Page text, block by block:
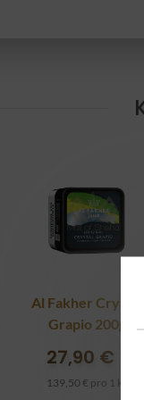
Al Fakher Crystal
Grapio 200g
27,90 €
139,50 € pro 1 kg